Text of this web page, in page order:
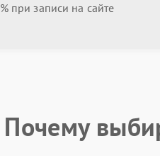
при записи на сайте
Почему